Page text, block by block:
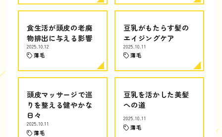
食生活が頭皮の老廃
物排出に与える影響
2025.10.12
薄毛
豆乳がもたらす髪の
エイジングケア
2025.10.11
薄毛
頭皮マッサージで巡
りを整える健やかな
日々
2025.10.11
薄毛
豆乳を活かした美髪
への道
2025.10.11
薄毛